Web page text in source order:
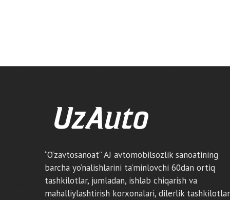
“O‘zavtosanoat” AJ avtomobilsozlik sanoatining
barcha yo‘nalishlarini ta’minlovchi 60dan ortiq
tashkilotlar, jumladan, ishlab chiqarish va
mahalliylashtirish korxonalari, dilerlik